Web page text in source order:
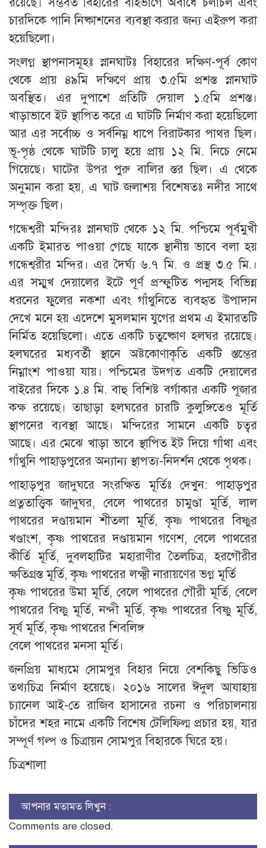
চারদিকে পানি নিষ্কাশনের ব্যবস্থা করার জন্য এইরুপ করা
হয়েছিলো।
সংলগ্ন স্থাপনাসমূহঃ স্নানঘাটঃ বিহারের দক্ষিণ-পূর্ব কোণ
থেকে প্রায় ৪৯মি দক্ষিণে প্রায় ৩.৫মি প্রশস্ত স্নানঘাট
অবস্থিত। এর দুপাশে প্রতিটি দেয়াল ১.৫মি প্রশস্ত।
খাড়াভাবে ইট স্থাপিত করে এ ঘাটটি নির্মাণ করা হয়েছিলো
আর এর সর্বোচ্চ ও সর্বনিম্ন ধাপে বিরাটকার পাথর ছিল।
ভূ-পৃষ্ঠ থেকে ঘাটটি ঢালু হয়ে প্রায় ১২ মি. নিচে নেমে
গিয়েছে। ঘাটের উপর পুরু বালির স্তর ছিল। এ থেকে
অনুমান করা হয়, এ ঘাট জলাশয় বিশেষতঃ নদীর সাথে
সম্পৃক্ত ছিল।
গন্ধেশ্বরী মন্দিরঃ স্নানঘাট থেকে ১২ মি. পশ্চিমে পূর্বমুখী
একটি ইমারত পাওয়া গেছে যাকে স্থানীয় ভাবে বলা হয়
গন্ধেশ্বরীর মন্দির। এর দৈর্ঘ্য ৬.৭ মি. ও প্রস্থ ৩.৫ মি.।
এর সম্মুখ দেয়ালের ইটে পূর্ণ প্রস্ফুটিত পদ্মসহ বিভিন্ন
ধরনের ফুলের নকশা এবং গাঁথুনিতে ব্যবহৃত উপাদান
দেখে মনে হয় এদেশে মুসলমান যুগের প্রথম এ ইমারতটি
নির্মিত হয়েছিলো। এতে একটি চতুষ্কোণ হলঘর রয়েছে।
হলঘরের মধ্যবর্তী স্থানে অষ্টকোণাকৃতি একটি স্তম্ভের
নিম্নাংশ পাওয়া যায়। পশ্চিমের উদগত একটি দেয়ালের
বাইরের দিকে ১.৪ মি. বাহু বিশিষ্ট বর্গাকার একটি পূজার
কক্ষ রয়েছে। তাছাড়া হলঘরের চারটি কুলুঙ্গিতেও মূর্তি
স্থাপনের ব্যবস্থা আছে। মন্দিরের সামনে একটি চত্বর
আছে। এর মেঝে খাড়া ভাবে স্থাপিত ইট দিয়ে গাঁথা এবং
গাঁথুনি পাহাড়পুরের অন্যান্য স্থাপত্য-নিদর্শন থেকে পৃথক।
পাহাড়পুর জাদুঘরে সংরক্ষিত মূর্তিঃ দেখুন: পাহাড়পুর
প্রত্নতাত্ত্বিক জাদুঘর, বেলে পাথরের চামুণ্ডা মূর্তি, লাল
পাথরের দণ্ডায়মান শীতলা মূর্তি, কৃষ্ণ পাথরের বিষ্ণুর
খণ্ডাংশ, কৃষ্ণ পাথরের দণ্ডায়মান গণেশ, বেলে পাথরের
কীর্তি মূর্তি, দুবলহাটির মহারাণীর তৈলচিত্র, হরগৌরীর
ক্ষতিগ্রস্ত মূর্তি, কৃষ্ণ পাথরের লক্ষ্মী নারায়ণের ভগ্ন মূর্তি
কৃষ্ণ পাথরের উমা মূর্তি, বেলে পাথরের গৌরী মূর্তি, বেলে
পাথরের বিষ্ণু মূর্তি, নন্দী মূর্তি, কৃষ্ণ পাথরের বিষ্ণু মূর্তি,
সূর্য মূর্তি, কৃষ্ণ পাথরের শিবলিঙ্গ
বেলে পাথরের মনসা মূর্তি।
জনপ্রিয় মাধ্যমে সোমপুর বিহার নিয়ে বেশকিছু ভিডিও
তথ্যচিত্র নির্মাণ হয়েছে। ২০১৬ সালের ঈদুল আযাহায়
চ্যানেল আই-তে রাজিব হাসানের রচনা ও পরিচালনায়
চাঁদের শহর নামে একটি বিশেষ টেলিফিল্ম প্রচার হয়, যার
সম্পূর্ণ গল্প ও চিত্রায়ন সোমপুর বিহারকে ঘিরে হয়।
চিত্রশালা
আপনার মতামত লিখুন :
Comments are closed.